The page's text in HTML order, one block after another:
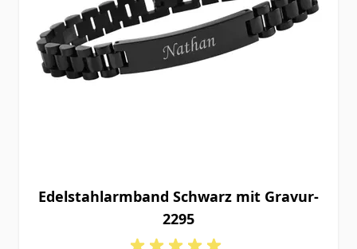
Edelstahlarmband Schwarz mit Gravur-
2295